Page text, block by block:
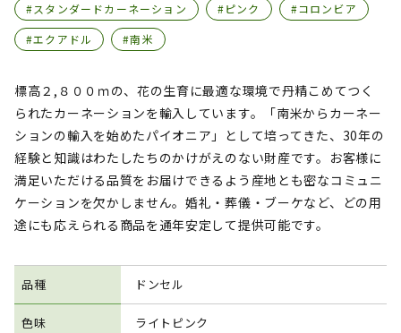
#スタンダードカーネーション #ピンク
#コロンビア
#エクアドル
#南米
標高２,８００ｍの、花の生育に最適な環境で丹精こめてつく
られたカーネーションを輸入しています。「南米からカーネー
ションの輸入を始めたパイオニア」として培ってきた、30年の
経験と知識はわたしたちのかけがえのない財産です。お客様に
満足いただける品質をお届けできるよう産地とも密なコミュニ
ケーションを欠かしません。婚礼・葬儀・ブーケなど、どの用
途にも応えられる商品を通年安定して提供可能です。
品種 ドンセル
色味 ライトピンク